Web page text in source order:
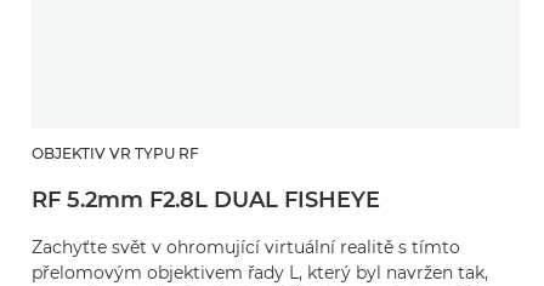
OBJEKTIV VR TYPU RF
RF 5.2mm F2.8L DUAL FISHEYE
Zachyťte svět v ohromující virtuální realitě s tímto
přelomovým objektivem řady L, který byl navržen tak,